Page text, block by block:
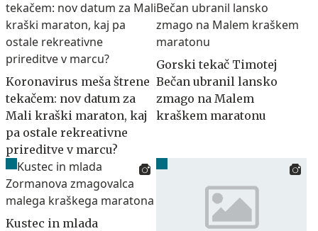
Koronavirus meša štrene
tekačem: nov datum za
Mali kraški maraton, kaj
pa ostale rekreativne
prireditve v marcu?
Gorski tekač Timotej
Bečan ubranil lansko
zmago na Malem
kraškem maratonu
Kustec in mlada